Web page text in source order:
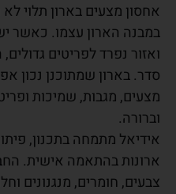
אחסון מצעים בארון תלוי
במבנה הארון עצמו. כאשר
ואזור נפרד לפריטים
סדר. בארון שמתוכנן נכון
מצעים, מגבות, שמיכות
וברורה.
אידיאל מתמחה בתכנון,
ארונות בהתאמה אישית.
צבעים, חומרים, מנגנונים